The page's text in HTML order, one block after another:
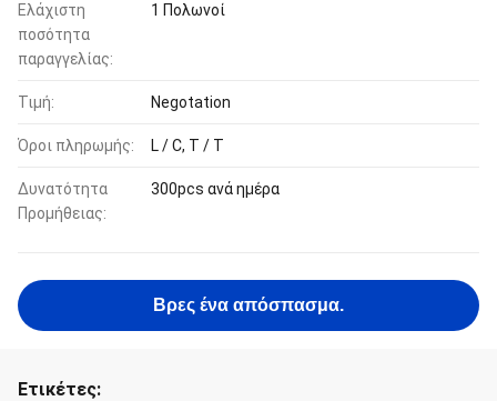
Ελάχιστη
ποσότητα
παραγγελίας:
1 Πολωνοί
Τιμή: Negotation
Όροι πληρωμής: L / C, T / T
Δυνατότητα
Προμήθειας:
300pcs ανά ημέρα
Βρες ένα απόσπασμα.
Ετικέτες: